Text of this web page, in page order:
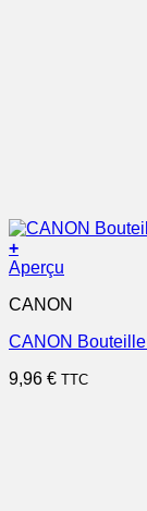
+
Aperçu
CANON
CANON
9,96 € TTC